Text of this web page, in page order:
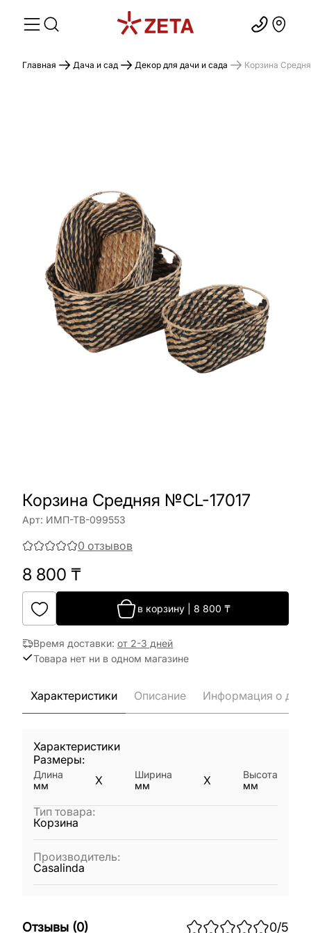
Главная Дача и сад Декор для дачи и сада Корзина
Корзина Средняя №CL-17017
Арт: ИМП-ТВ-099553
0 отзывов
8 800 ₸
в корзину| 8 800 ₸
Время доставки: от 2-3 дней
Товара нет ни в одном магазине
Характеристики Описание Информация о
Характеристики
Размеры:
Длина
мм
X
Ширина
мм
X
Высота
мм
Тип товара:
Корзина
Производитель:
Casalinda
Отзывы (0) 0/5